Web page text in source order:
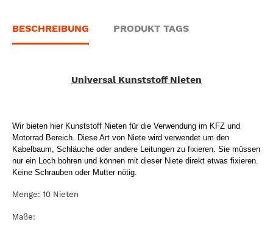
BESCHREIBUNG PRODUKT TAGS
Universal Kunststoff Nieten
Wir bieten hier Kunststoff Nieten für die Verwendung im KFZ und
Motorrad Bereich. Diese Art von Niete wird verwendet um den
Kabelbaum, Schläuche oder andere Leitungen zu fixieren. Sie müssen
nur ein Loch bohren und können mit dieser Niete direkt etwas fixieren.
Keine Schrauben oder Mutter nötig.
Menge: 10 Nieten
Maße: